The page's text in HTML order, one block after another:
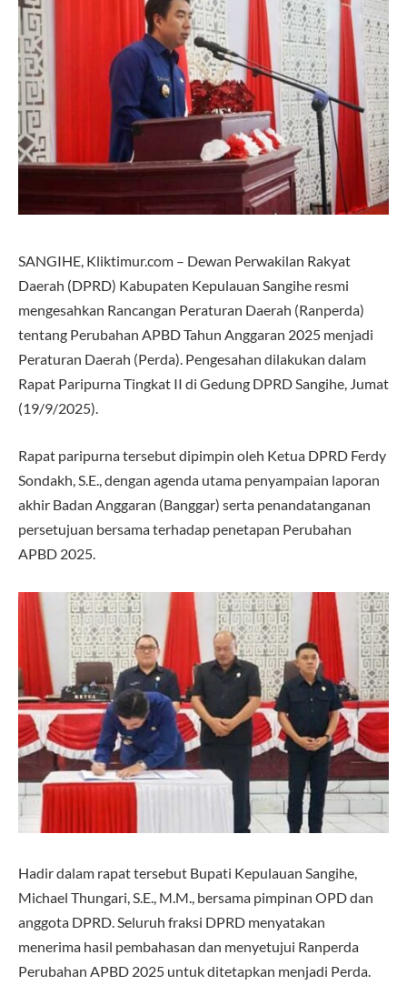
SANGIHE, Kliktimur.com – Dewan Perwakilan Rakyat
Daerah (DPRD) Kabupaten Kepulauan Sangihe resmi
mengesahkan Rancangan Peraturan Daerah (Ranperda)
tentang Perubahan APBD Tahun Anggaran 2025 menjadi
Peraturan Daerah (Perda). Pengesahan dilakukan dalam
Rapat Paripurna Tingkat II di Gedung DPRD Sangihe, Jumat
(19/9/2025).
Rapat paripurna tersebut dipimpin oleh Ketua DPRD Ferdy
Sondakh, S.E., dengan agenda utama penyampaian laporan
akhir Badan Anggaran (Banggar) serta penandatanganan
persetujuan bersama terhadap penetapan Perubahan
APBD 2025.
Hadir dalam rapat tersebut Bupati Kepulauan Sangihe,
Michael Thungari, S.E., M.M., bersama pimpinan OPD dan
anggota DPRD. Seluruh fraksi DPRD menyatakan
menerima hasil pembahasan dan menyetujui Ranperda
Perubahan APBD 2025 untuk ditetapkan menjadi Perda.